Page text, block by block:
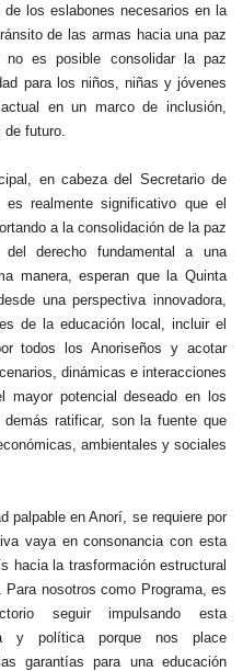
los eslabones necesarios en la
de las armas hacia una paz
no es posible consolidar la paz
para los niños, niñas y jóvenes
en un marco de inclusión,
futuro.
en cabeza del Secretario de
es realmente significativo que el
a la consolidación de la paz
derecho fundamental a una
manera, esperan que la Quinta
una perspectiva innovadora,
de la educación local, incluir el
todos los Anoriseños y acotar
dinámicas e interacciones
mayor potencial deseado en los
ratificar, son la fuente que
ambientales y sociales
palpable en Anorí, se requiere por
vaya en consonancia con esta
hacia la trasformación estructural
nosotros como Programa, es
seguir impulsando esta
y política porque nos place
garantías para una educación